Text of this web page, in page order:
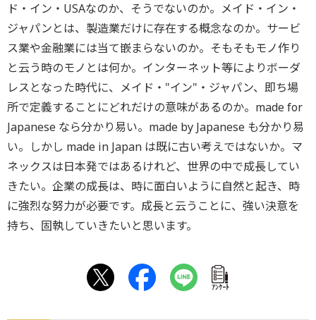
ド・イン・USAなのか、そうでないのか。メイド・イン・
ジャパンとは、製造業だけに存在する概念なのか。サービ
ス業や金融業には当て嵌まらないのか。そもそもモノ作り
と云う時のモノとは何か。インターネット等によりボーダ
レスとなった時代に、メイド・"イン"・ジャパン、即ち場
所で定義することにどれだけの意味があるのか。made for
Japanese なら分かり易い。made by Japanese も分かり易
い。しかし made in Japan は既に古い考えではないか。マ
ネックスは日本発ではあるけれど、世界の中で成長してい
きたい。企業の成長は、時に面白いように自然と起き、時
に強烈な努力が必要です。成長と云うことに、強い決意を
持ち、固執していきたいと思います。
ｱﾝｹｰﾄ